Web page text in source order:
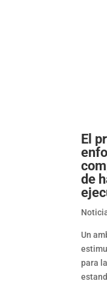
El
de
Un
para